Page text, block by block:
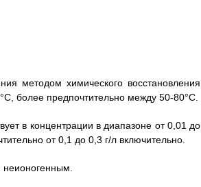
методом химического восстановления
более предпочтительно между 50-80°С.
в концентрации в диапазоне от 0,01 до
от 0,1 до 0,3 г/л включительно.